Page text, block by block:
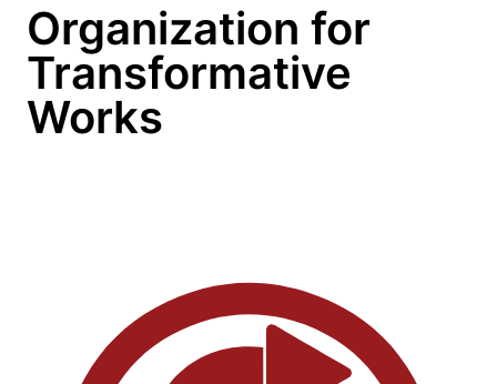
Organization for
Transformative
Works